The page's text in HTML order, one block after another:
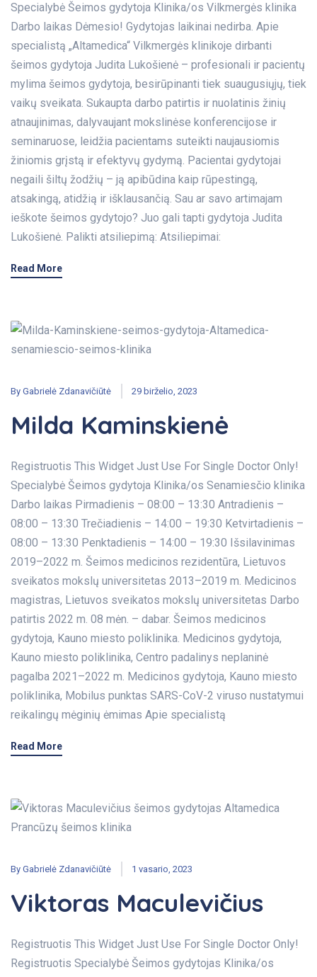
Specialybė Šeimos gydytoja Klinika/os Vilkmergės klinika
Darbo laikas Dėmesio! Gydytojas laikinai nedirba. Apie
specialistą „Altamedica“ Vilkmergės klinikoje dirbanti
šeimos gydytoja Judita Lukošienė – profesionali ir pacientų
mylima šeimos gydytoja, besirūpinanti tiek suaugusiųjų, tiek
vaikų sveikata. Sukaupta darbo patirtis ir nuolatinis žinių
atnaujinimas, dalyvaujant mokslinėse konferencijose ir
seminaruose, leidžia pacientams suteikti naujausiomis
žiniomis grįstą ir efektyvų gydymą. Pacientai gydytojai
negaili šiltų žodžių – ją apibūdina kaip rūpestingą,
atsakingą, atidžią ir išklausančią. Sau ar savo artimajam
ieškote šeimos gydytojo? Juo gali tapti gydytoja Judita
Lukošienė. Palikti atsiliepimą: Atsiliepimai:
Read More
By Gabrielė Zdanavičiūtė 29 birželio, 2023
Milda Kaminskienė
Registruotis This Widget Just Use For Single Doctor Only!
Specialybė Šeimos gydytoja Klinika/os Senamiesčio klinika
Darbo laikas Pirmadienis – 08:00 – 13:30 Antradienis –
08:00 – 13:30 Trečiadienis – 14:00 – 19:30 Ketvirtadienis –
08:00 – 13:30 Penktadienis – 14:00 – 19:30 Išsilavinimas
2019–2022 m. Šeimos medicinos rezidentūra, Lietuvos
sveikatos mokslų universitetas 2013–2019 m. Medicinos
magistras, Lietuvos sveikatos mokslų universitetas Darbo
patirtis 2022 m. 08 mėn. – dabar. Šeimos medicinos
gydytoja, Kauno miesto poliklinika. Medicinos gydytoja,
Kauno miesto poliklinika, Centro padalinys neplaninė
pagalba 2021–2022 m. Medicinos gydytoja, Kauno miesto
poliklinika, Mobilus punktas SARS-CoV-2 viruso nustatymui
reikalingų mėginių ėmimas Apie specialistą
Read More
By Gabrielė Zdanavičiūtė 1 vasario, 2023
Viktoras Maculevičius
Registruotis This Widget Just Use For Single Doctor Only!
Registruotis Specialybė Šeimos gydytojas Klinika/os